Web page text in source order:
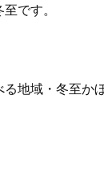
です。
地域・冬至か